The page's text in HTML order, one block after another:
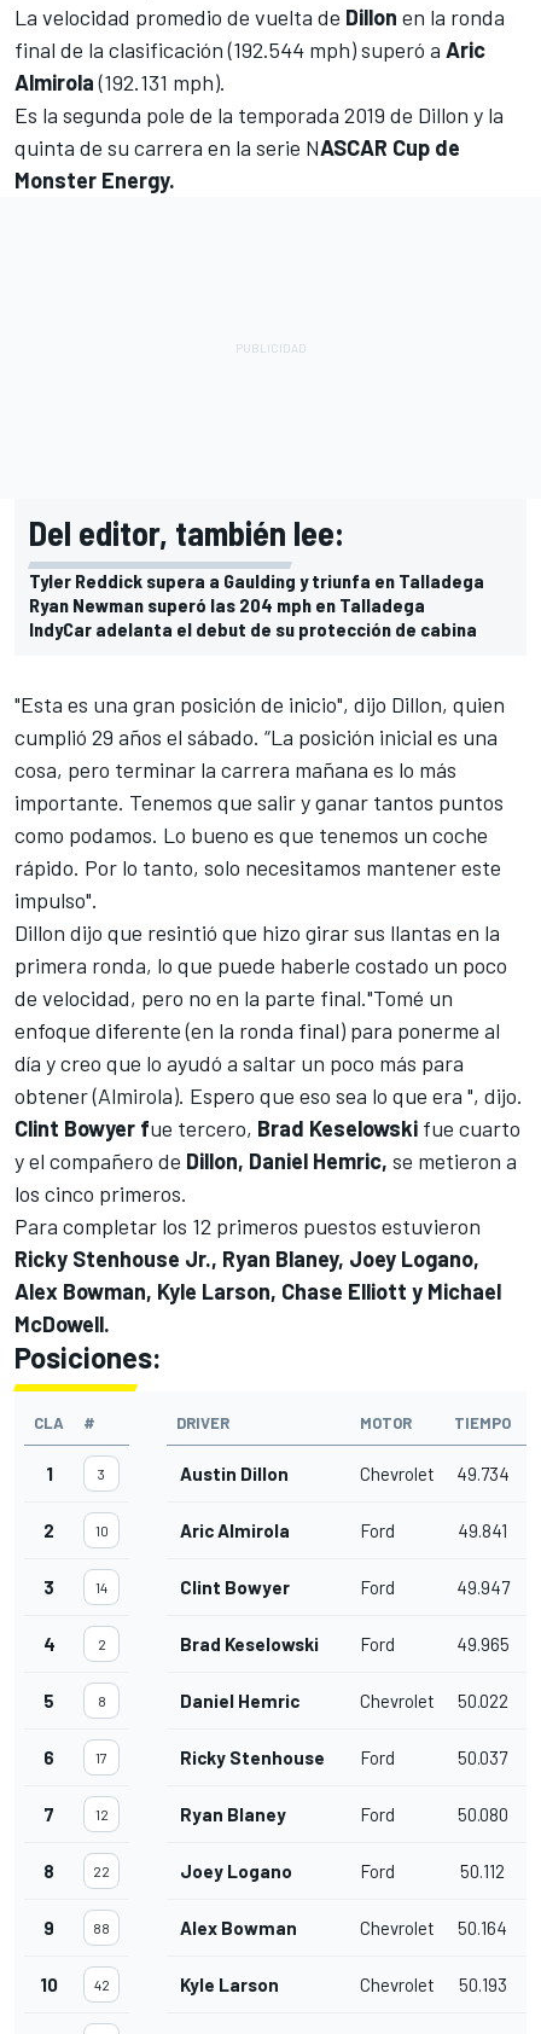
La velocidad promedio de vuelta de Dillon en la ronda
final de la clasificación (192.544 mph) superó a Aric
Almirola(192.131 mph).
Es la segunda pole de la temporada 2019 de Dillon y la
quinta de su carrera en la serie NASCAR Cup de
Monster Energy.
Del editor, también lee:
Tyler Reddick supera a Gaulding y triunfa en Talladega
Ryan Newman superó las 204 mph en Talladega
IndyCar adelanta el debut de su protección de cabina
"Esta es una gran posición de inicio", dijo Dillon, quien
cumplió 29 años el sábado. “La posición inicial es una
cosa, pero terminar la carrera mañana es lo más
importante. Tenemos que salir y ganar tantos puntos
como podamos. Lo bueno es que tenemos un coche
rápido. Por lo tanto, solo necesitamos mantener este
impulso".
Dillon dijo que resintió que hizo girar sus llantas en la
primera ronda, lo que puede haberle costado un poco
de velocidad, pero no en la parte final."Tomé un
enfoque diferente (en la ronda final) para ponerme al
día y creo que lo ayudó a saltar un poco más para
obtener (Almirola). Espero que eso sea lo que era ", dijo.
Clint Bowyer fue tercero, Brad Keselowski fue cuarto
y el compañero de Dillon, Daniel Hemric, se metieron a
los cinco primeros.
Para completar los 12 primeros puestos estuvieron
Ricky Stenhouse Jr., Ryan Blaney, Joey Logano,
Alex Bowman, Kyle Larson, Chase Elliott y Michael
McDowell.
Posiciones:
CLA # DRIVER MOTOR TIEMPO
1 3 Austin Dillon Chevrolet 49.734
2 10 Aric Almirola Ford 49.841
3 14 Clint Bowyer Ford 49.947
4 2 Brad Keselowski Ford 49.965
5 8 Daniel Hemric Chevrolet 50.022
6 17 Ricky Stenhouse Jr. Ford 50.037
7 12 Ryan Blaney Ford 50.080
8 22 Joey Logano Ford 50.112
9 88 Alex Bowman Chevrolet 50.164
10 42 Kyle Larson Chevrolet 50.193